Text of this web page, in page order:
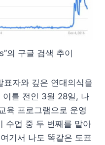
의 구글 검색 추이
표자와 깊은 연대의식을
이틀 전인 3월 28일, 나
육 프로그램으로 운영
수업 중 두 번째를 맡아
기서 나도 똑같은 도표